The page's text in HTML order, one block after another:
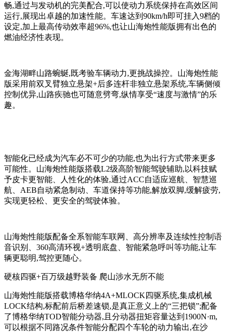
畅,通过与发动机的完美配合,可以使动力系统保持在高效区间
运行,展现出卓越的加速性能。车速达到90km/h即可挂入9档的
设定,加上最高传动效率超96%,也让山海炮性能版拥有出色的
燃油经济性表现。
金海湖畔山路蜿蜒,既考验车辆动力,更挑战操控。山海炮性能
版采用前双叉臂独立悬架+后多连杆非独立悬架系统,车辆侧倾
控制优异,山路疾驰也可随意劈弯,纵情享受“速度与激情”的乐
趣。
智能化已经成为汽车必不可少的功能,也为出行方式带来更多
可能性。山海炮性能版搭载L2级高阶智能驾驶辅助,以科技赋
予皮卡更智能、人性化的体验,通过ACC自适应巡航、智慧巡
航、AEB自动紧急制动、车道保持等功能,解放双脚,缓解疲劳,
实现更轻松、更安全的驾驶体验。
山海炮性能版配备全系智能车联网、高分辨率及连续性控制语
音识别、360高清环视+透明底盘、智能紧急呼叫等功能,让车
辆更聪明,驾控更随心。
硬核四驱+百万级越野装备 爬山涉水无所不能
山海炮性能版搭载博格华纳4A+MLOCK四驱系统,集成机械
LOCK结构,标配前后桥差速锁,是真正意义上的“三把锁”;配备
了博格华纳TOD智能分动器,且分动器扭矩容量达到1900N·m,
可以根据不同路况条件智能分配四个车轮的动力输出,在沙